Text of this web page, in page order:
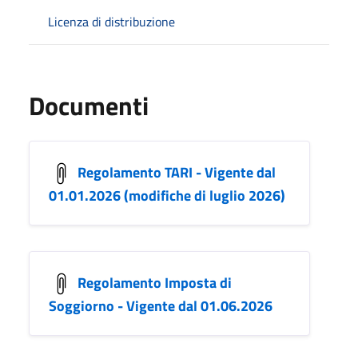
Licenza di distribuzione
Documenti
Regolamento TARI - Vigente dal
01.01.2026 (modifiche di luglio 2026)
Regolamento Imposta di
Soggiorno - Vigente dal 01.06.2026